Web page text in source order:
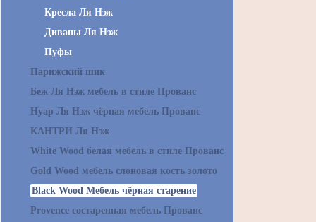
Кресла Ля Нэж
Диваны Ля Нэж
Пуфы
Парижский шик
Беж Ля Нэж мебель в стиле Прованс
Нуар Ля Нэж чёрная мебель Прованс
КАНТРИ Ля Нэж
White Wood белая мебель в стиле Прованс
Gold Wood мебель слоновая кость золото
Black Wood Мебель чёрная старение
Provence состаренная мебель Прованс